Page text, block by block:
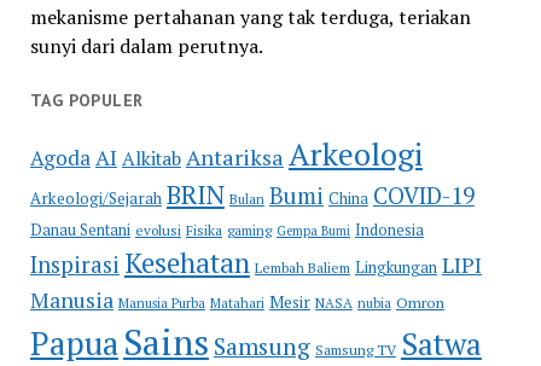
mekanisme pertahanan yang tak terduga, teriakan
sunyi dari dalam perutnya.
TAG POPULER
AgodaAI Alkitab Antariksa Arkeologi
Arkeologi/Sejarah BRIN Bulan Bumi China COVID-19
Danau Sentani evolusi Fisika gaming Gempa Bumi Indonesia
Inspirasi Kesehatan Lembah Baliem Lingkungan LIPI
Manusia Manusia Purba Matahari Mesir NASA nubia Omron
PapuaSains Samsung Samsung TV Satwa